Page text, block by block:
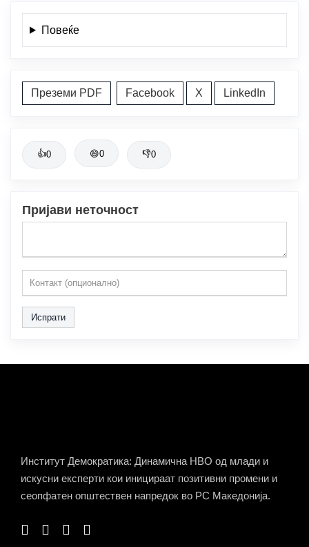
Повеќе
Преземи PDF Facebook X LinkedIn
👍0 😄0 👎0
Пријави неточност
Испрати
Институт Демократика: Динамична НВО од млади и
искусни експерти кои иницираат позитивни промени и
сеопфатен општествен напредок во РС Македонија.